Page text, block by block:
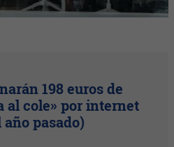
198 euros de
al cole» por internet
año pasado)